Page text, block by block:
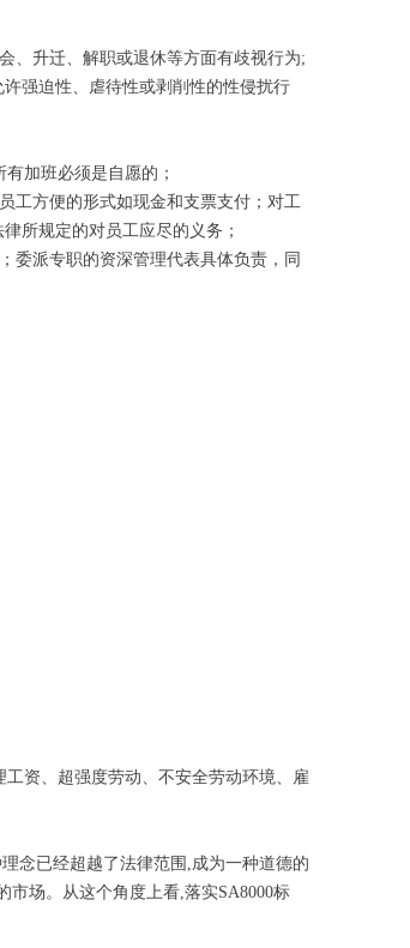
、升迁、解职或退休等方面有歧视行为;
强迫性、虐待性或剥削性的性侵扰行
加班必须是自愿的；
工方便的形式如现金和支票支付；对工
所规定的对员工应尽的义务；
委派专职的资深管理代表具体负责，同
资、超强度劳动、不安全劳动环境、雇
念已经超越了法律范围,成为一种道德的
场。从这个角度上看,落实SA8000标